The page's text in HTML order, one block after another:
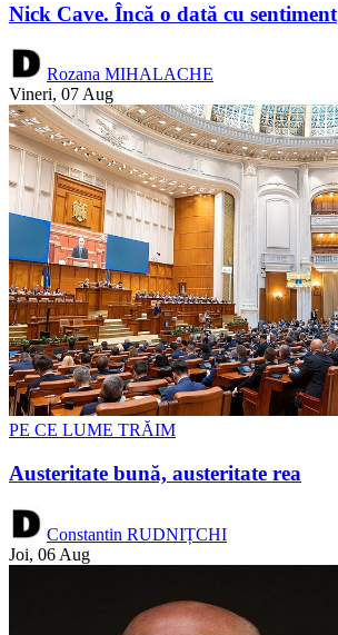
Nick Cave. Încă o dată cu sentiment
Rozana MIHALACHE
Vineri, 07 Aug
PE CE LUME TRĂIM
Austeritate bună, austeritate rea
Constantin RUDNIȚCHI
Joi, 06 Aug